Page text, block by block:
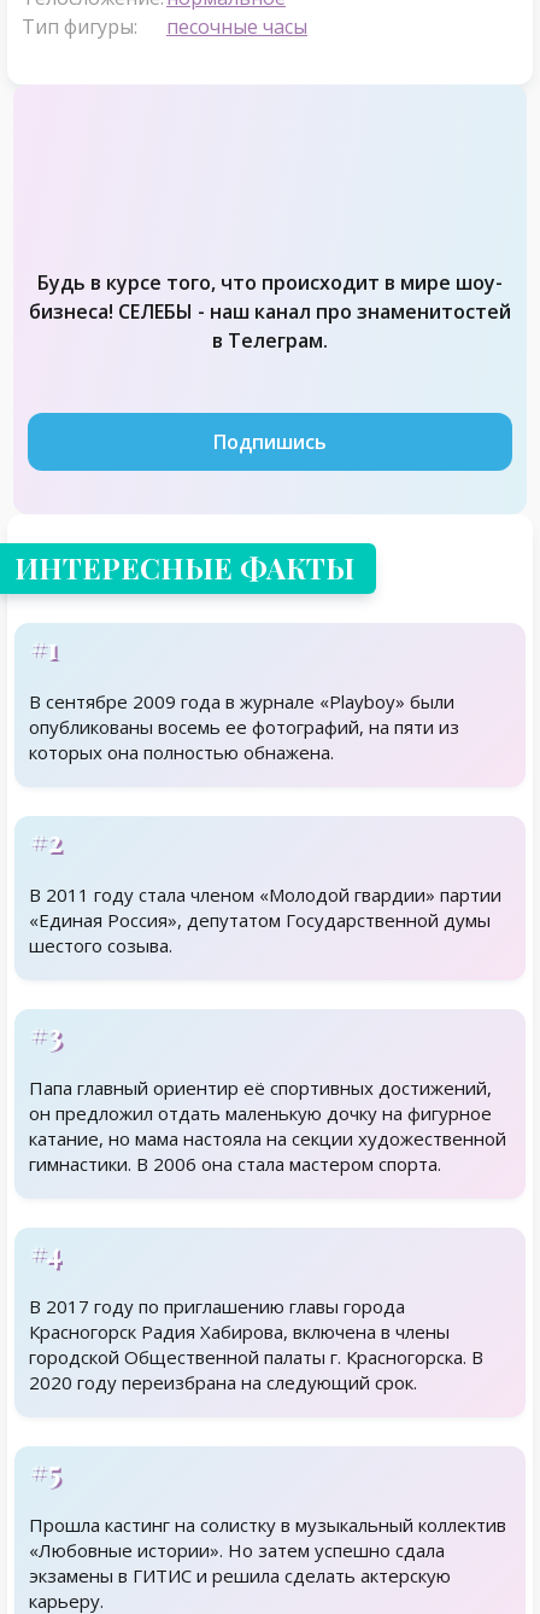
Тип фигуры:
песочные часы
Будь в курсе того, что происходит в мире шоу-
бизнеса! СЕЛЕБЫ - наш канал про знаменитостей
в Телеграм.
Подпишись
ИНТЕРЕСНЫЕ ФАКТЫ
#1
В сентябре 2009 года в журнале «Playboy» были
опубликованы восемь ее фотографий, на пяти из
которых она полностью обнажена.
#2
В 2011 году стала членом «Молодой гвардии» партии
«Единая Россия», депутатом Государственной думы
шестого созыва.
#3
Папа главный ориентир её спортивных достижений,
он предложил отдать маленькую дочку на фигурное
катание, но мама настояла на секции художественной
гимнастики. В 2006 она стала мастером спорта.
#4
В 2017 году по приглашению главы города
Красногорск Радия Хабирова, включена в члены
городской Общественной палаты г. Красногорска. В
2020 году переизбрана на следующий срок.
#5
Прошла кастинг на солистку в музыкальный коллектив
«Любовные истории». Но затем успешно сдала
экзамены в ГИТИС и решила сделать актерскую
карьеру.